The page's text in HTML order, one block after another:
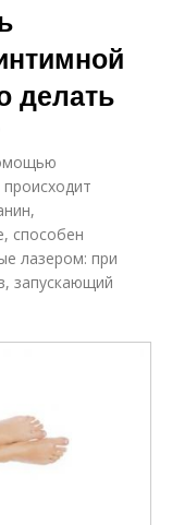
делать
способен
лазером: при
запускающий